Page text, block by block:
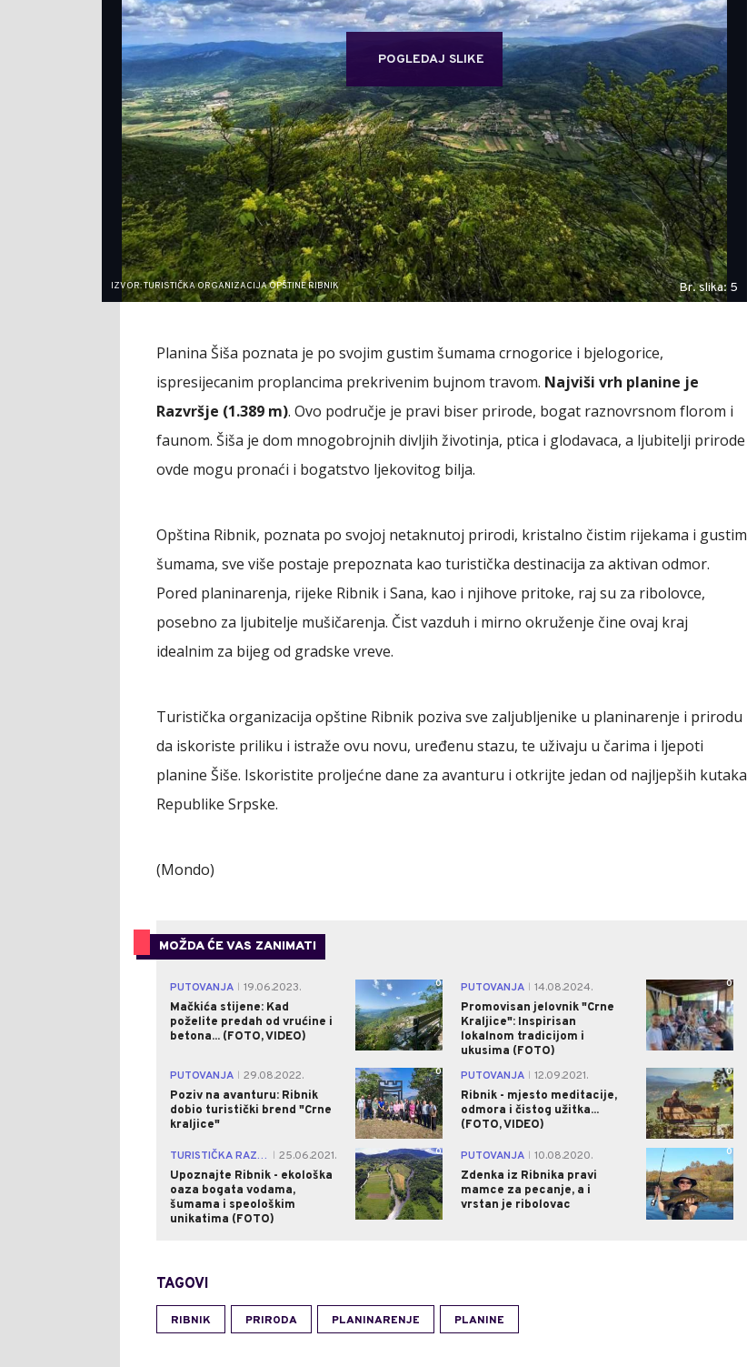
POGLEDAJ SLIKE
IZVOR: TURISTIČKA ORGANIZACIJA OPŠTINE RIBNIK Br. slika: 5
Planina Šiša poznata je po svojim gustim šumama crnogorice i bjelogorice,
ispresijecanim proplancima prekrivenim bujnom travom. Najviši vrh planine je
Razvršje (1.389 m). Ovo područje je pravi biser prirode, bogat raznovrsnom florom i
faunom. Šiša je dom mnogobrojnih divljih životinja, ptica i glodavaca, a ljubitelji prirode
ovde mogu pronaći i bogatstvo ljekovitog bilja.
Opština Ribnik, poznata po svojoj netaknutoj prirodi, kristalno čistim rijekama i gustim
šumama, sve više postaje prepoznata kao turistička destinacija za aktivan odmor.
Pored planinarenja, rijeke Ribnik i Sana, kao i njihove pritoke, raj su za ribolovce,
posebno za ljubitelje mušičarenja. Čist vazduh i mirno okruženje čine ovaj kraj
idealnim za bijeg od gradske vreve.
Turistička organizacija opštine Ribnik poziva sve zaljubljenike u planinarenje i prirodu
da iskoriste priliku i istraže ovu novu, uređenu stazu, te uživaju u čarima i ljepoti
planine Šiše. Iskoristite proljećne dane za avanturu i otkrijte jedan od najljepših kutaka
Republike Srpske.
(Mondo)
MOŽDA ĆE VAS ZANIMATI
PUTOVANJA
19.06.2023.
Mačkića stijene: Kad
poželite predah od vrućine i
betona... (FOTO, VIDEO)
0 PUTOVANJA
14.08.2024.
Promovisan jelovnik "Crne
Kraljice": Inspirisan
lokalnom tradicijom i
ukusima (FOTO)
0
PUTOVANJA
29.08.2022.
Poziv na avanturu: Ribnik
dobio turistički brend "Crne
kraljice"
0 PUTOVANJA
12.09.2021.
Ribnik - mjesto meditacije,
odmora i čistog užitka...
(FOTO, VIDEO)
0
TURISTIČKA RAZGLEDNICA
25.06.2021.
Upoznajte Ribnik - ekološka
oaza bogata vodama,
šumama i speološkim
unikatima (FOTO)
0 PUTOVANJA
10.08.2020.
Zdenka iz Ribnika pravi
mamce za pecanje, a i
vrstan je ribolovac
0
TAGOVI
RIBNIK PRIRODA PLANINARENJE PLANINE